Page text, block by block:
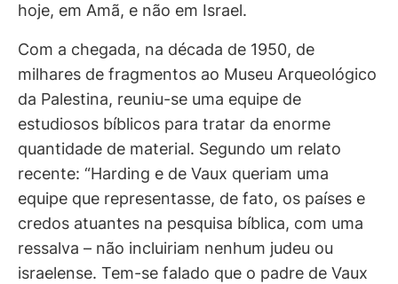
hoje, em Amã, e não em Israel.
Com a chegada, na década de 1950, de
milhares de fragmentos ao Museu Arqueológico
da Palestina, reuniu-se uma equipe de
estudiosos bíblicos para tratar da enorme
quantidade de material. Segundo um relato
recente: “Harding e de Vaux queriam uma
equipe que representasse, de fato, os países e
credos atuantes na pesquisa bíblica, com uma
ressalva – não incluiriam nenhum judeu ou
israelense. Tem-se falado que o padre de Vaux